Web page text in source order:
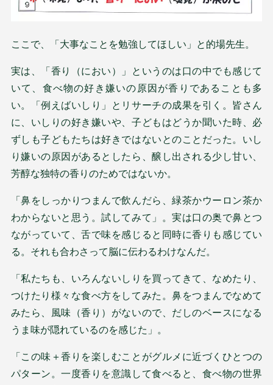
ここで、「大事なことを勉強してほしい」と的場先生。
実は、「香り（におい）」というのは口の中でも感じて
いて、食べ物の好き嫌いの原因が香りであることも多
い。「例えばいしり」とリサーチの成果を引く。皆さん
に、いしりの好き嫌いや、子どもはどうか聞いた時、必
ずしも子どもたちは好きではないとのことだった。いし
り嫌いの原因があるとしたら、醸し出される少し甘い、
芳醇な独特の香りのためではないか。
「鼻をしっかりつまんで飲んだら、緑茶かウーロン茶か
わからないと思う。試してみて」。実は口の奥で鼻とつ
ながっていて、舌で味を感じると同時に香りも感じてい
る。それも合わさって脳に伝わるわけなんだ。
「私たちも、いろんないしりを買ってきて、なめたり、
つけたり様々な食べ方をしてみた。鼻をつまんでなめて
みたら、風味（香り）がないので、だしのベースになる
うま味が隠れているのを感じた」。
「この味＋香りを楽しむことがグルメに近づくひとつの
パターン。一度香りを意識して食べると、食べ物の世界